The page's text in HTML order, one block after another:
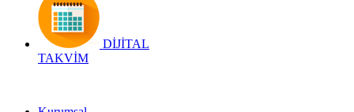
DİJİTAL
TAKVİM